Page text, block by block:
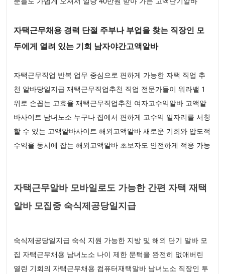
자택근무채용 경력 단절 주부나 부업을 찾는 직장인 모
두에게 열려 있는 기회 남자야간고액알바
자택근무직업 반복 업무 중심으로 편하게 가능한 자택 직업 추
천 알바당일지급 재택근무직업추천 직업 전문가들이 워라밸 1
위로 손꼽는 고효율 재택근무직업추천 여자고수익알바 고액알
바사이트 남녀노소 누구나 집에서 편하게 고수익 일자리를 서칭
할 수 있는 고액알바사이트 해외고액알바 새로운 기회와 압도적
수익을 동시에 잡는 해외고액알바 초보자도 안전하게 적응 가능
자택근무알바 모바일로도 가능한 간편 자택 재택
알바 모집중 숙식제공당일지급
숙식제공당일지급 숙식 지원 가능한 지방 및 해외 단기 알바 모
집 자택근무채용 남녀노소 나이 제한 문턱을 완전히 없애버린
열린 기회의 자택근무채용 컴퓨터재택알바 남녀노소 직장인 투